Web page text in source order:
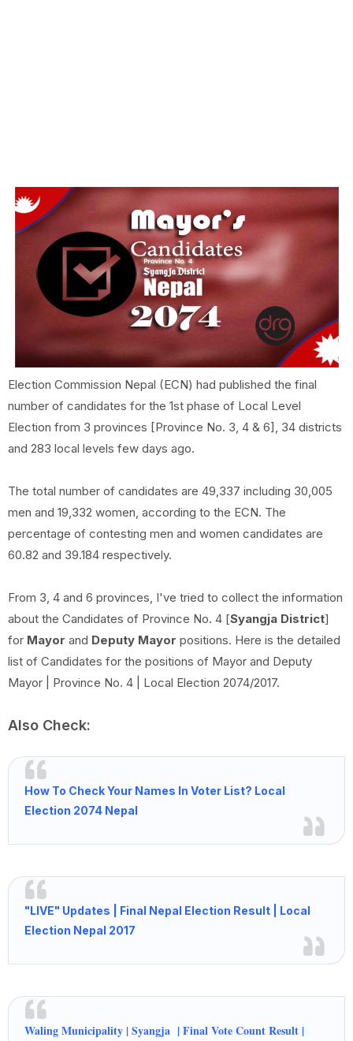
Election Commission Nepal (ECN) had published the final
number of candidates for the 1st phase of Local Level
Election from 3 provinces [Province No. 3, 4 & 6], 34 districts
and 283 local levels few days ago.
The total number of candidates are 49,337 including 30,005
men and 19,332 women, according to the ECN. The
percentage of contesting men and women candidates are
60.82 and 39.184 respectively.
From 3, 4 and 6 provinces, I've tried to collect the information
about the Candidates of Province No. 4 [Syangja District]
for Mayor and Deputy Mayor positions. Here is the detailed
list of Candidates for the positions of Mayor and Deputy
Mayor | Province No. 4 | Local Election 2074/2017.
Also Check:
How To Check Your Names In Voter List? Local
Election 2074 Nepal
"LIVE" Updates | Final Nepal Election Result | Local
Election Nepal 2017
Waling Municipality | Syangja | Final Vote Count Result |